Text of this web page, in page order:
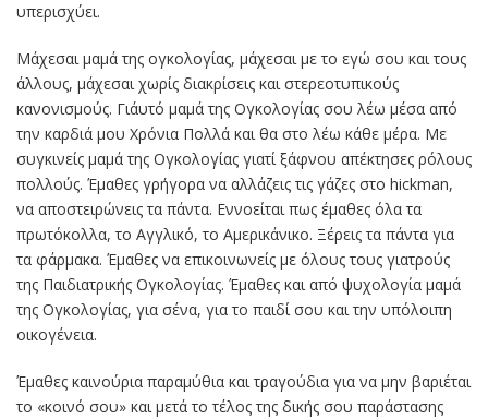
υπερισχύει.
Μάχεσαι μαμά της ογκολογίας, μάχεσαι με το εγώ σου και τους
άλλους, μάχεσαι χωρίς διακρίσεις και στερεοτυπικούς
κανονισμούς. Γι΄αυτό μαμά της Ογκολογίας σου λέω μέσα από
την καρδιά μου Χρόνια Πολλά και θα στο λέω κάθε μέρα. Με
συγκινείς μαμά της Ογκολογίας γιατί ξάφνου απέκτησες ρόλους
πολλούς. Έμαθες γρήγορα να αλλάζεις τις γάζες στο hickman,
να αποστειρώνεις τα πάντα. Εννοείται πως έμαθες όλα τα
πρωτόκολλα, το Αγγλικό, το Αμερικάνικο. Ξέρεις τα πάντα για
τα φάρμακα. Έμαθες να επικοινωνείς με όλους τους γιατρούς
της Παιδιατρικής Ογκολογίας. Έμαθες και από ψυχολογία μαμά
της Ογκολογίας, για σένα, για το παιδί σου και την υπόλοιπη
οικογένεια.
Έμαθες καινούρια παραμύθια και τραγούδια για να μην βαριέται
το «κοινό σου» και μετά το τέλος της δικής σου παράστασης